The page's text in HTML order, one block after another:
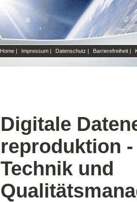
Home | Impressum | Datenschutz | Barrierefreiheit |
Digitale
reproduktion
Technik und